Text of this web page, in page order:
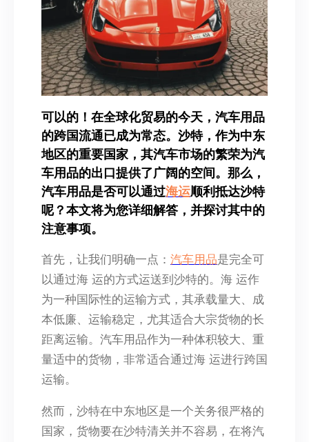
可以的！在全球化贸易的今天，汽车用品
的跨国流通已成为常态。沙特，作为中东
地区的重要国家，其汽车市场的繁荣为汽
车用品的出口提供了广阔的空间。那么，
汽车用品是否可以通过海运顺利抵达沙特
呢？本文将为您详细解答，并探讨其中的
注意事项。
首先，让我们明确一点： 汽车用品是完全可
以通过海 运的方式运送到沙特的。海 运作
为一种国际性的运输方式，其承载量大、成
本低廉、运输稳定，尤其适合大宗货物的长
距离运输。汽车用品作为一种体积较大、重
量适中的货物，非常适合通过海 运进行跨国
运输。
然而，沙特在中东地区是一个关务很严格的
国家，货物要在沙特清关并不容易，在将汽